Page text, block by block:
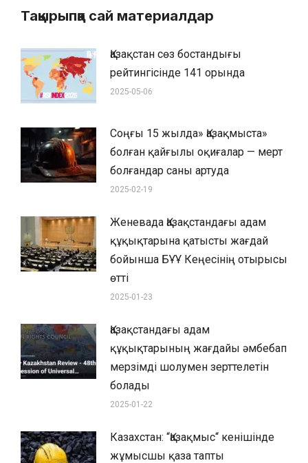
Тақырыпқа сай материалдар
Қазақстан сөз бостандығы
рейтингісінде 141 орында
2025-05-06
Соңғы 15 жылда» Қазақмыста»
болған қайғылы оқиғалар — мерт
болғандар саны артуда
2025-02-19
Женевада Қазақстандағы адам
құқықтарына қатысты жағдай
бойынша БҰҰ Кеңесінің отырысы
өтті
2025-01-23
Қазақстандағы адам
құқықтарының жағдайы әмбебап
мерзімді шолумен зерттелетін
болады
2025-01-22
Казахстан: “Қазақмыс“ кенішінде
жұмысшы қаза тапты